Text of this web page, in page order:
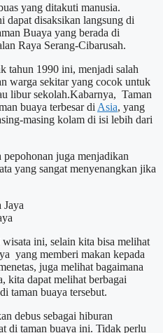
yang ditakuti manusia.
dapat disaksikan langsung di
Buaya yang berada di
Raya Serang-Cibarusah.
tahun 1990 ini, menjadi salah
warga sekitar yang cocok untuk
libur sekolah.Kabarnya, Taman
buaya terbesar di Asia, yang
masing kolam di isi lebih dari
pepohonan juga menjadikan
yang sangat menyenangkan jika
ini, selain kita bisa melihat
yang memberi makan kepada
juga melihat bagaimana
kita dapat melihat berbagai
taman buaya tersebut.
debus sebagai hiburan
di taman buaya ini. Tidak perlu